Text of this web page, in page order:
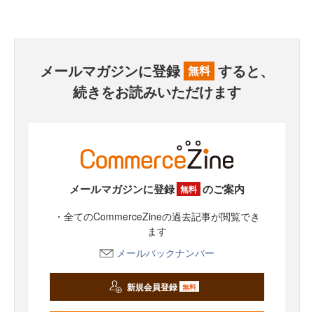
メールマガジンに登録 無料 すると、
続きをお読みいただけます
メールマガジンに登録 無料 のご案内
・全てのCommerceZineの過去記事が閲覧でき
ます
メールバックナンバー
新規会員登録 無料